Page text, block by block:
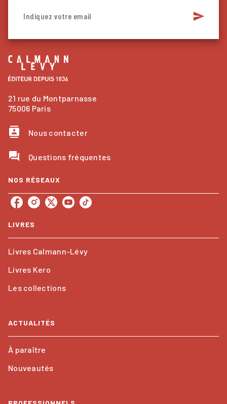
Indiquez votre email send
21 rue du Montparnasse
75006 Paris
contacts Nous contacter
question_answer Questions fréquentes
NOS RÉSEAUX
LIVRES
Livres Calmann-Lévy
Livres Kero
Les collections
ACTUALITÉS
À paraître
Nouveautés